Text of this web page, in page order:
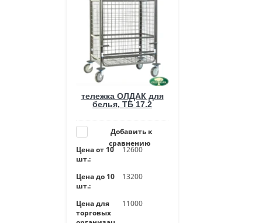
тележка ОЛДАК для
белья, ТБ 17.2
Добавить к
сравнению
Цена от 10
шт.:
12600
Цена до 10
шт.:
13200
Цена для
торговых
11000